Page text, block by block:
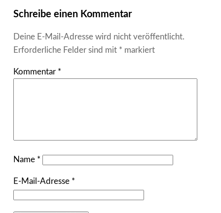
Schreibe einen Kommentar
Deine E-Mail-Adresse wird nicht veröffentlicht.
Erforderliche Felder sind mit * markiert
Kommentar *
Name *
E-Mail-Adresse *